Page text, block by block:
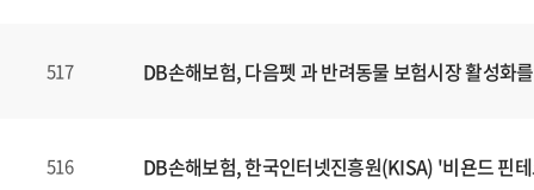
517 DB손해보험, 다음펫 과 반려동물 보험시장 활성화
516 DB손해보험, 한국인터넷진흥원(KISA) '비욘드 핀